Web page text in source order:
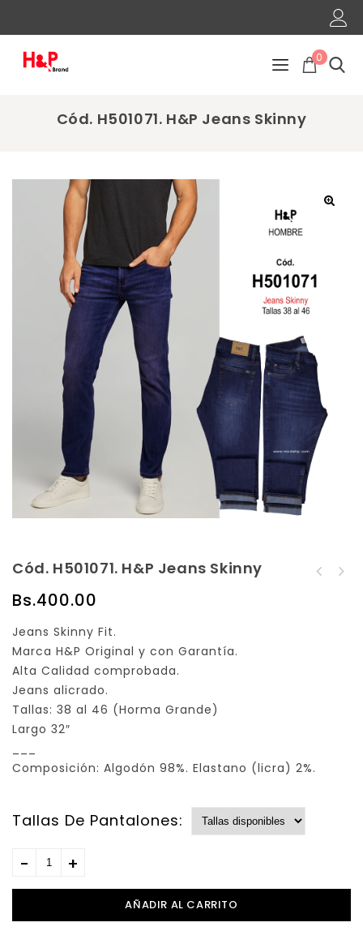
0
Cód. H501071. H&P Jeans Skinny
Cód. H501071. H&P Jeans Skinny
Bs.400.00
Jeans Skinny Fit.
Marca H&P Original y con Garantía.
Alta Calidad comprobada.
Jeans alicrado.
Tallas: 38 al 46 (Horma Grande)
Largo 32″
Composición: Algodón 98%. Elastano (licra) 2%.
Tallas De Pantalones:
AÑADIR AL CARRITO